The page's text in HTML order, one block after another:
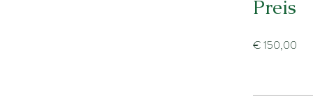
Preis
€ 150,00